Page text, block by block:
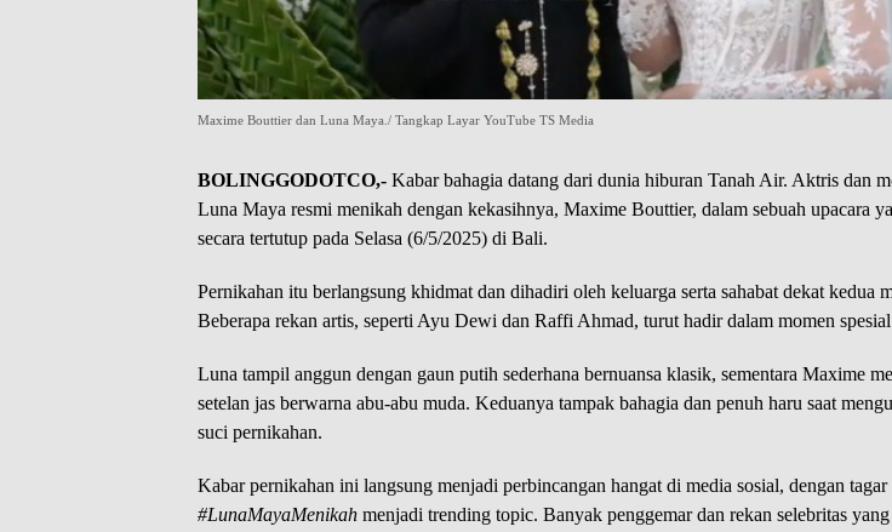
Maxime Bouttier dan Luna Maya./ Tangkap Layar YouTube TS Media
BOLINGGODOTCO,- Kabar bahagia datang dari dunia hiburan Tanah Air. Aktris dan
Luna Maya resmi menikah dengan kekasihnya, Maxime Bouttier, dalam sebuah upacara
secara tertutup pada Selasa (6/5/2025) di Bali.
Pernikahan itu berlangsung khidmat dan dihadiri oleh keluarga serta sahabat dekat kedua
Beberapa rekan artis, seperti Ayu Dewi dan Raffi Ahmad, turut hadir dalam momen spesial
Luna tampil anggun dengan gaun putih sederhana bernuansa klasik, sementara Maxime
setelan jas berwarna abu-abu muda. Keduanya tampak bahagia dan penuh haru saat
suci pernikahan.
Kabar pernikahan ini langsung menjadi perbincangan hangat di media sosial, dengan tagar
#LunaMayaMenikah menjadi trending topic. Banyak penggemar dan rekan selebritas